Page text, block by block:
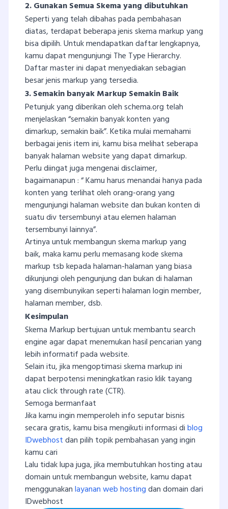
2. Gunakan Semua Skema yang dibutuhkan
Seperti yang telah dibahas pada pembahasan
diatas, terdapat beberapa jenis skema markup yang
bisa dipilih. Untuk mendapatkan daftar lengkapnya,
kamu dapat mengunjungi The Type Hierarchy.
Daftar master ini dapat menyediakan sebagian
besar jenis markup yang tersedia.
3. Semakin banyak Markup Semakin Baik
Petunjuk yang diberikan oleh schema.org telah
menjelaskan “semakin banyak konten yang
dimarkup, semakin baik”. Ketika mulai memahami
berbagai jenis item ini, kamu bisa melihat seberapa
banyak halaman website yang dapat dimarkup.
Perlu diingat juga mengenai disclaimer,
bagaimanapun : “ Kamu harus menandai hanya pada
konten yang terlihat oleh orang-orang yang
mengunjungi halaman website dan bukan konten di
suatu div tersembunyi atau elemen halaman
tersembunyi lainnya”.
Artinya untuk membangun skema markup yang
baik, maka kamu perlu memasang kode skema
markup tsb kepada halaman-halaman yang biasa
dikunjungi oleh pengunjung dan bukan di halaman
yang disembunyikan seperti halaman login member,
halaman member, dsb.
Kesimpulan
Skema Markup bertujuan untuk membantu search
engine agar dapat menemukan hasil pencarian yang
lebih informatif pada website.
Selain itu, jika mengoptimasi skema markup ini
dapat berpotensi meningkatkan rasio klik tayang
atau click through rate (CTR).
Semoga bermanfaat
Jika kamu ingin memperoleh info seputar bisnis
secara gratis, kamu bisa mengikuti informasi diblog
IDwebhostdan pilih topik pembahasan yang ingin
kamu cari
Lalu tidak lupa juga, jika membutuhkan hosting atau
domain untuk membangun website, kamu dapat
menggunakanlayanan web hostingdan domain dari
IDwebhost